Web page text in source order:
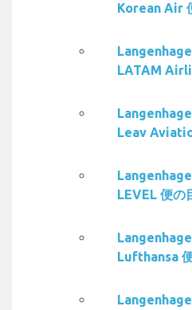
Korean Air
LATAM
Leav
LEVEL 便の
Lufthansa